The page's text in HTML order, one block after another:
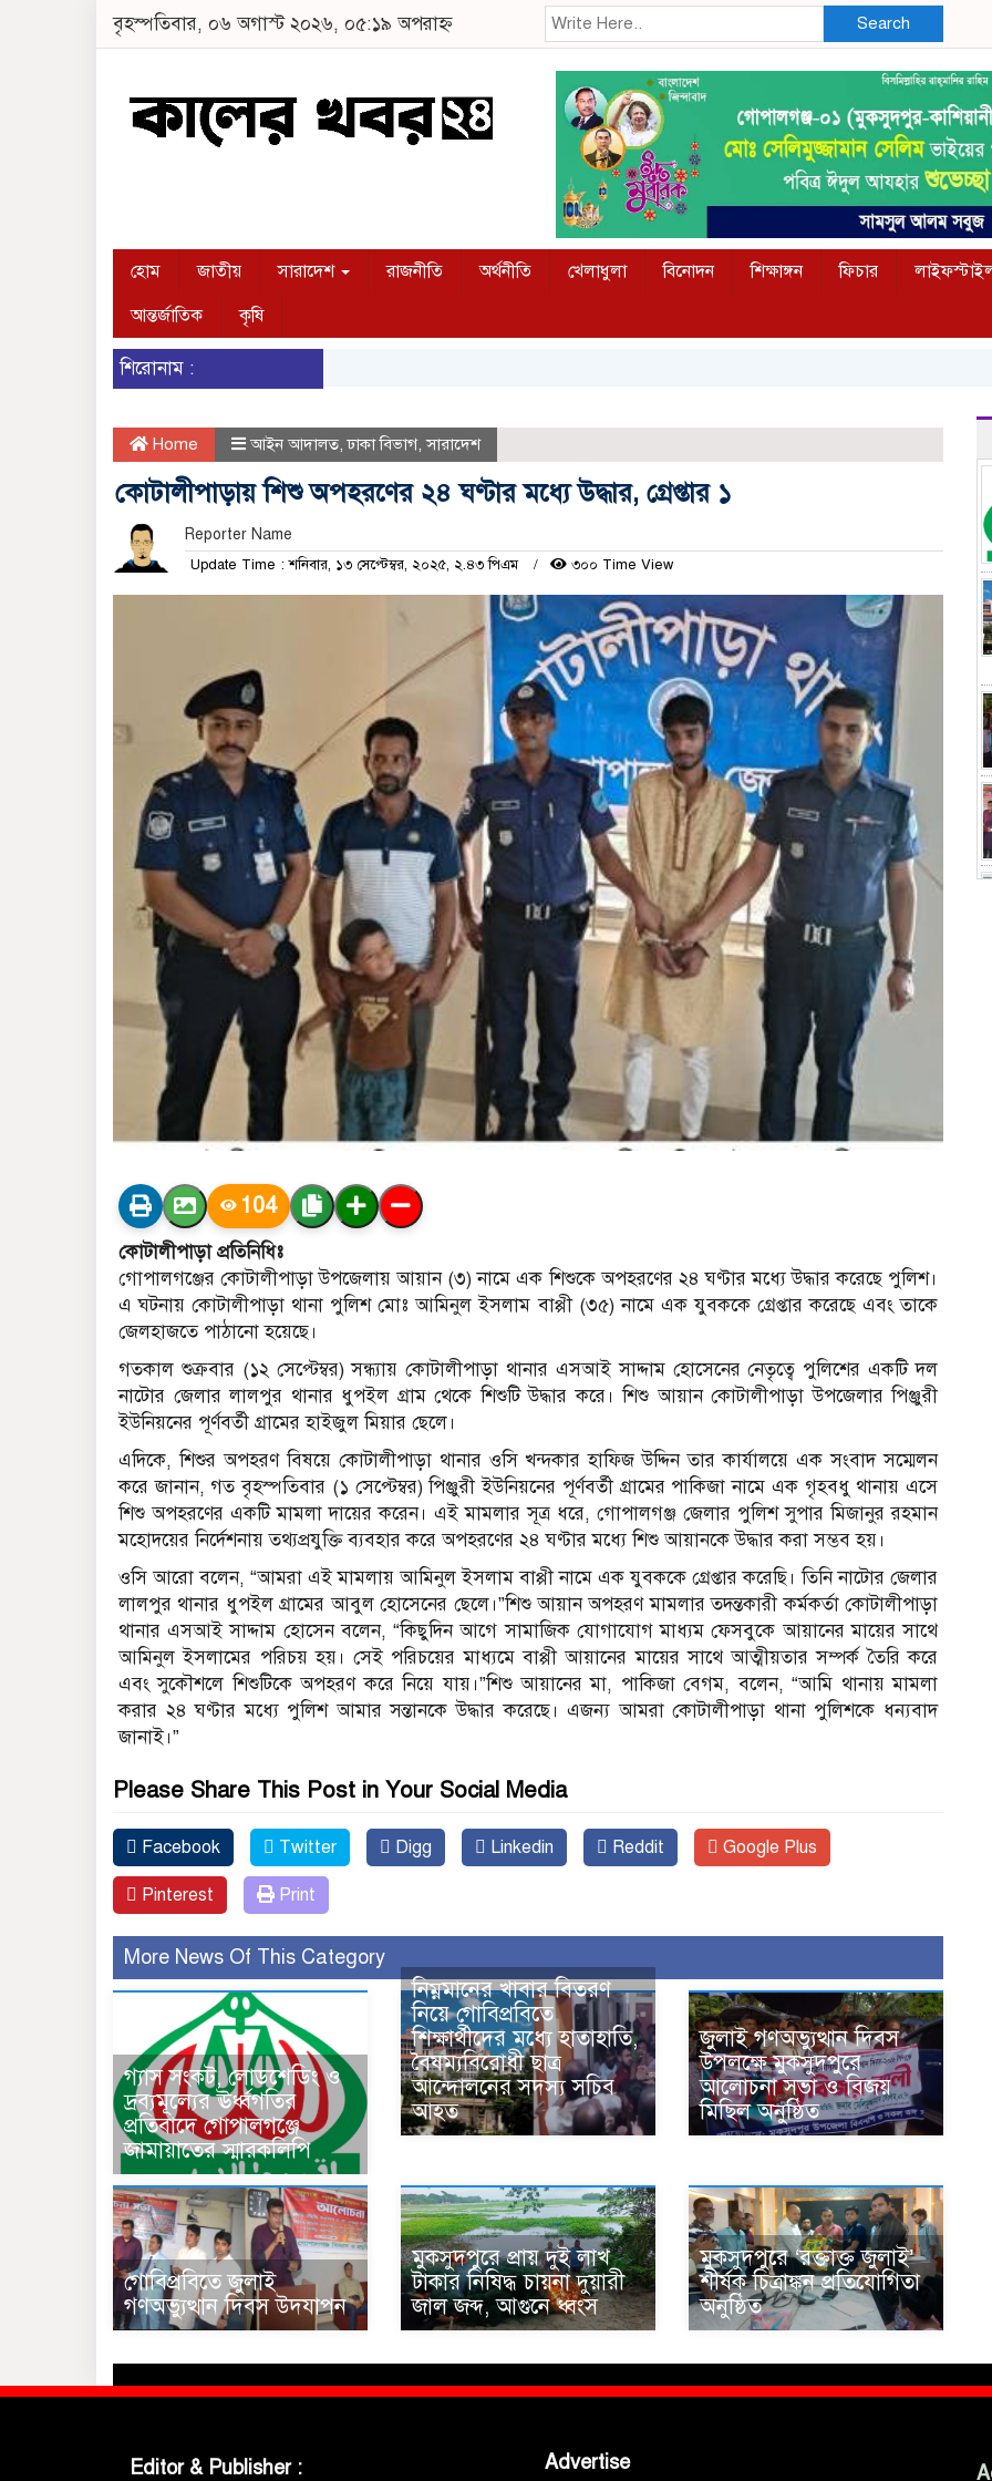
বৃহস্পতিবার, ০৬ অগাস্ট ২০২৬, ০৫:১৯ অপরাহ্ন Search
হোম জাতীয় সারাদেশ রাজনীতি অর্থনীতি খেলাধুলা বিনোদন শিক্ষাঙ্গন ফিচার
আন্তর্জাতিক
কৃষি
শিরোনাম :
Home আইন আদালত,ঢাকা বিভাগ,সারাদেশ
কোটালীপাড়ায় শিশু অপহরণের ২৪ ঘণ্টার মধ্যে উদ্ধার, গ্রেপ্তার ১
Reporter Name
Update Time : শনিবার, ১৩ সেপ্টেম্বর, ২০২৫, ২.৪৩ পিএম ৩০০ Time View
104
কোটালীপাড়া প্রতিনিধিঃ
গোপালগঞ্জের কোটালীপাড়া উপজেলায় আয়ান (৩) নামে এক শিশুকে অপহরণের ২৪ ঘণ্টার মধ্যে উদ্ধার করেছে পুলিশ।
এ ঘটনায় কোটালীপাড়া থানা পুলিশ মোঃ আমিনুল ইসলাম বাপ্পী (৩৫) নামে এক যুবককে গ্রেপ্তার করেছে এবং তাকে
জেলহাজতে পাঠানো হয়েছে।
গতকাল শুক্রবার (১২ সেপ্টেম্বর) সন্ধ্যায় কোটালীপাড়া থানার এসআই সাদ্দাম হোসেনের নেতৃত্বে পুলিশের একটি দল
নাটোর জেলার লালপুর থানার ধুপইল গ্রাম থেকে শিশুটি উদ্ধার করে। শিশু আয়ান কোটালীপাড়া উপজেলার পিঞ্জুরী
ইউনিয়নের পূর্ণবর্তী গ্রামের হাইজুল মিয়ার ছেলে।
এদিকে, শিশুর অপহরণ বিষয়ে কোটালীপাড়া থানার ওসি খন্দকার হাফিজ উদ্দিন তার কার্যালয়ে এক সংবাদ সম্মেলন
করে জানান, গত বৃহস্পতিবার (১ সেপ্টেম্বর) পিঞ্জুরী ইউনিয়নের পূর্ণবর্তী গ্রামের পাকিজা নামে এক গৃহবধু থানায় এসে
শিশু অপহরণের একটি মামলা দায়ের করেন। এই মামলার সূত্র ধরে, গোপালগঞ্জ জেলার পুলিশ সুপার মিজানুর রহমান
মহোদয়ের নির্দেশনায় তথ্যপ্রযুক্তি ব্যবহার করে অপহরণের ২৪ ঘণ্টার মধ্যে শিশু আয়ানকে উদ্ধার করা সম্ভব হয়।
ওসি আরো বলেন, “আমরা এই মামলায় আমিনুল ইসলাম বাপ্পী নামে এক যুবককে গ্রেপ্তার করেছি। তিনি নাটোর জেলার
লালপুর থানার ধুপইল গ্রামের আবুল হোসেনের ছেলে।”শিশু আয়ান অপহরণ মামলার তদন্তকারী কর্মকর্তা কোটালীপাড়া
থানার এসআই সাদ্দাম হোসেন বলেন, “কিছুদিন আগে সামাজিক যোগাযোগ মাধ্যম ফেসবুকে আয়ানের মায়ের সাথে
আমিনুল ইসলামের পরিচয় হয়। সেই পরিচয়ের মাধ্যমে বাপ্পী আয়ানের মায়ের সাথে আত্মীয়তার সম্পর্ক তৈরি করে
এবং সুকৌশলে শিশুটিকে অপহরণ করে নিয়ে যায়।”শিশু আয়ানের মা, পাকিজা বেগম, বলেন, “আমি থানায় মামলা
করার ২৪ ঘণ্টার মধ্যে পুলিশ আমার সন্তানকে উদ্ধার করেছে। এজন্য আমরা কোটালীপাড়া থানা পুলিশকে ধন্যবাদ
জানাই।”
Please Share This Post in Your Social Media
Facebook Twitter Digg Linkedin Reddit Google Plus
Pinterest Print
More News Of This Category
গ্যাস সংকট, লোডশেডিং ও
দ্রব্যমূল্যের ঊর্ধ্বগতির
প্রতিবাদে গোপালগঞ্জে
জামায়াতের স্মারকলিপি
নিম্নমানের খাবার বিতরণ
নিয়ে গোবিপ্রবিতে
শিক্ষার্থীদের মধ্যে হাতাহাতি,
বৈষম্যবিরোধী ছাত্র
আন্দোলনের সদস্য সচিব
আহত
জুলাই গণঅভ্যুত্থান দিবস
উপলক্ষে মুকসুদপুরে
আলোচনা সভা ও বিজয়
মিছিল অনুষ্ঠিত
গোবিপ্রবিতে জুলাই
গণঅভ্যুত্থান দিবস উদযাপন
মুকসুদপুরে প্রায় দুই লাখ
টাকার নিষিদ্ধ চায়না দুয়ারী
জাল জব্দ, আগুনে ধ্বংস
মুকসুদপুরে ‘রক্তাক্ত জুলাই’
শীর্ষক চিত্রাঙ্কন প্রতিযোগিতা
অনুষ্ঠিত
Editor & Publisher : Advertise